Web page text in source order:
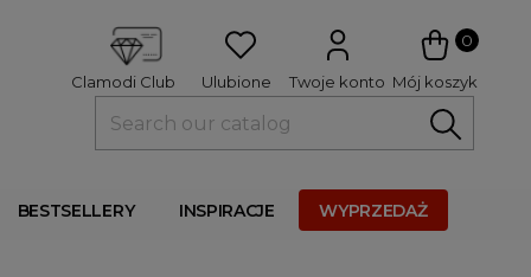
0
Mój koszyk
Twoje konto
Ulubione
Clamodi Club
BESTSELLERY INSPIRACJE WYPRZEDAŻ